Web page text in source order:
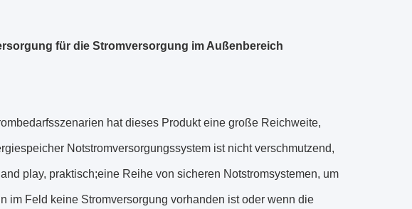
für die Stromversorgung im Außenbereich
hat dieses Produkt eine große Reichweite,
Notstromversorgungssystem ist nicht verschmutzend,
play, praktisch;eine Reihe von sicheren Notstromsystemen, um
im Feld keine Stromversorgung vorhanden ist oder wenn die